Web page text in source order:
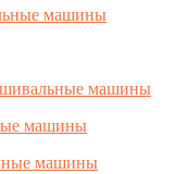
машины
машины
машины
машины